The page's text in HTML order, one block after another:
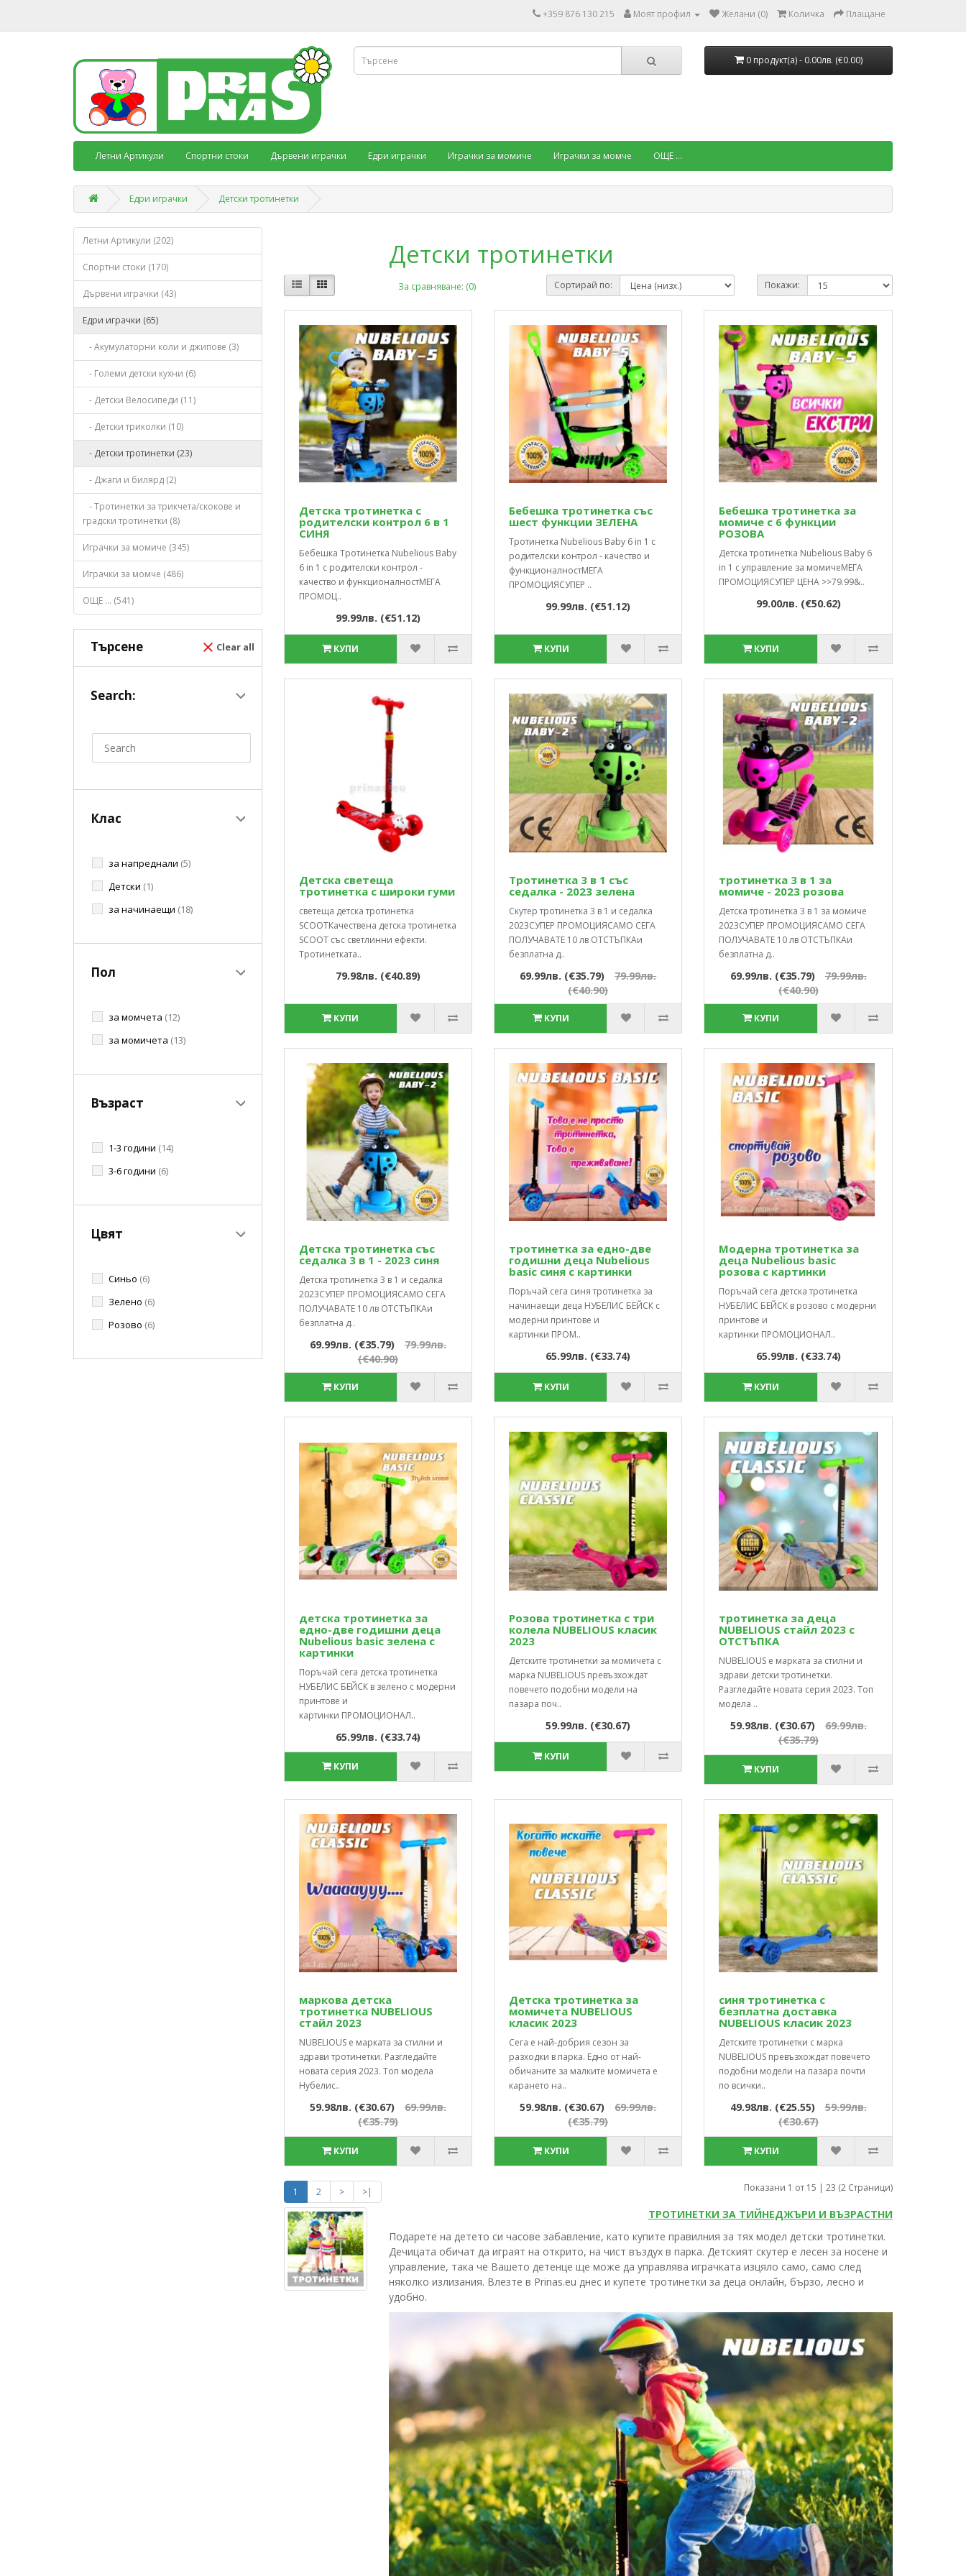
+359 876 130 215 Моят профил Желани (0) Количка Плащане
0 продукт(a) - 0.00лв. (€0.00)
Летни Артикули Спортни стоки Дървени играчки Едри играчки Играчки за момиче Играчки за момче ОЩЕ ...
Едри играчки Детски тротинетки
Летни Артикули (202)
Спортни стоки (170)
Дървени играчки (43)
Едри играчки (65)
- Акумулаторни коли и джипове (3)
- Големи детски кухни (6)
- Детски Велосипеди (11)
- Детски триколки (10)
- Детски тротинетки (23)
- Джаги и билярд (2)
- Тротинетки за трикчета/скокове и
градски тротинетки (8)
Играчки за момиче (345)
Играчки за момче (486)
ОЩЕ ... (541)
Clear all
Търсене
Search:
Клас
за напреднали (5)
Детски (1)
за начинаещи (18)
Пол
за момчета (12)
за момичета (13)
Възраст
1-3 години (14)
3-6 години (6)
Цвят
Синьо (6)
Зелено (6)
Розово (6)
Детски тротинетки
За сравняване: (0) Сортирай по: Покажи:
Детска тротинетка с
родителски контрол 6 в 1
СИНЯ
Бебешка Тротинетка Nubelious Baby
6 in 1 с родителски контрол -
качество и функционалностМЕГА
ПРОМОЦ..
99.99лв. (€51.12)
КУПИ
Бебешка тротинетка със
шест функции ЗЕЛЕНА
Тротинетка Nubelious Baby 6 in 1 с
родителски контрол - качество и
функционалностМЕГА
ПРОМОЦИЯСУПЕР ..
99.99лв. (€51.12)
КУПИ
Бебешка тротинетка за
момиче с 6 функции
РОЗОВА
Детска тротинетка Nubelious Baby 6
in 1 с управление за момичеМЕГА
ПРОМОЦИЯСУПЕР ЦЕНА >>79.99&..
99.00лв. (€50.62)
КУПИ
Детска светеща
тротинетка с широки гуми
светеща детска тротинетка
SCOOTКачествена детска тротинетка
SCOOT със светлинни ефекти.
Тротинетката..
79.98лв. (€40.89)
КУПИ
Тротинетка 3 в 1 със
седалка - 2023 зелена
Скутер тротинетка 3 в 1 и седалка
2023СУПЕР ПРОМОЦИЯСАМО СЕГА
ПОЛУЧАВАТЕ 10 лв ОТСТЪПКАи
безплатна д..
69.99лв. (€35.79)
79.99лв.
(€40.90)
КУПИ
тротинетка 3 в 1 за
момиче - 2023 розова
Детска тротинетка 3 в 1 за момиче
2023СУПЕР ПРОМОЦИЯСАМО СЕГА
ПОЛУЧАВАТЕ 10 лв ОТСТЪПКАи
безплатна д..
69.99лв. (€35.79)
79.99лв.
(€40.90)
КУПИ
Детска тротинетка със
седалка 3 в 1 - 2023 синя
Детска тротинетка 3 в 1 и седалка
2023СУПЕР ПРОМОЦИЯСАМО СЕГА
ПОЛУЧАВАТЕ 10 лв ОТСТЪПКАи
безплатна д..
69.99лв. (€35.79)
79.99лв.
(€40.90)
КУПИ
тротинетка за едно-две
годишни деца Nubeliоus
basic синя с картинки
Поръчай сега синя тротинетка за
начинаещи деца НУБЕЛИС БЕЙСК с
модерни принтове и
картинки ПРОМ..
65.99лв. (€33.74)
КУПИ
Модерна тротинетка за
деца Nubeliоus basic
розова с картинки
Поръчай сега детска тротинетка
НУБЕЛИС БЕЙСК в розово с модерни
принтове и
картинки ПРОМОЦИОНАЛ..
65.99лв. (€33.74)
КУПИ
детска тротинетка за
едно-две годишни деца
Nubeliоus basic зелена с
картинки
Поръчай сега детска тротинетка
НУБЕЛИС БЕЙСК в зелено с модерни
принтове и
картинки ПРОМОЦИОНАЛ..
65.99лв. (€33.74)
КУПИ
Розова тротинетка с три
колела NUBELIOUS класик
2023
Детските тротинетки за момичета с
марка NUBELIOUS превъзхождат
повечето подобни модели на
пазара поч..
59.99лв. (€30.67)
КУПИ
тротинетка за деца
NUBELIOUS стайл 2023 с
ОТСТЪПКА
NUBELIOUS е марката за стилни и
здрави детски тротинетки.
Разгледайте новата серия 2023. Топ
модела ..
59.98лв. (€30.67)
69.99лв.
(€35.79)
КУПИ
маркова детска
тротинетка NUBELIOUS
стайл 2023
NUBELIOUS е марката за стилни и
здрави тротинетки. Разгледайте
новата серия 2023. Топ модела
Нубелис..
59.98лв. (€30.67)
69.99лв.
(€35.79)
КУПИ
Детска тротинетка за
момичета NUBELIOUS
класик 2023
Сега е най-добрия сезон за
разходки в парка. Едно от най-
обичаните за малките момичета е
карането на..
59.98лв. (€30.67)
69.99лв.
(€35.79)
КУПИ
синя тротинетка с
безплатна доставка
NUBELIOUS класик 2023
Детските тротинетки с марка
NUBELIOUS превъзхождат повечето
подобни модели на пазара почти
по всички..
49.98лв. (€25.55)
59.99лв.
(€30.67)
КУПИ
1 2 > >| Показани 1 от 15 | 23 (2 Страници)
ТРОТИНЕТКИ ЗА ТИЙНЕДЖЪРИ И ВЪЗРАСТНИ
Подарете на детето си часове забавление, като купите правилния за тях модел детски тротинетки.
Дечицата обичат да играят на открито, на чист въздух в парка. Детският скутер е лесен за носене и
управление, така че Вашето детенце ще може да управлява играчката изцяло само, само след
няколко излизания. Влезте в Prinas.eu днес и купете тротинетки за деца онлайн, бързо, лесно и
удобно.